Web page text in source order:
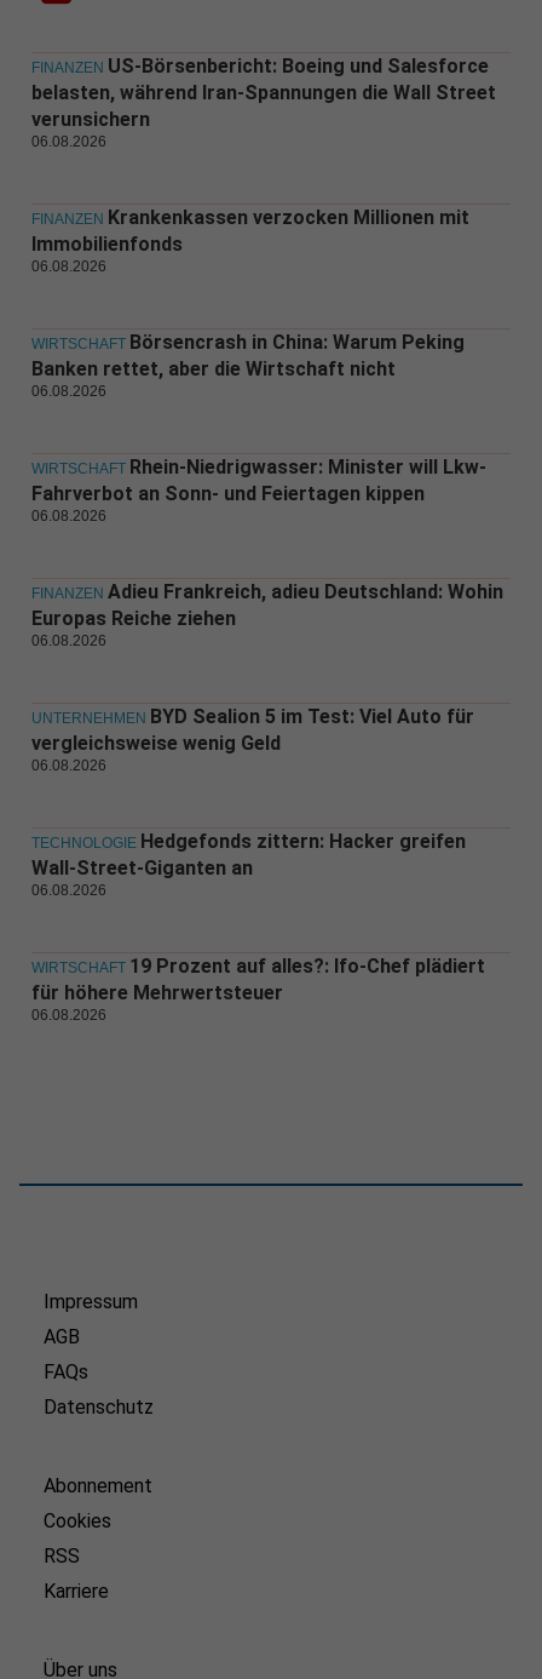
FINANZEN US-Börsenbericht: Boeing und Salesforce
belasten, während Iran-Spannungen die Wall Street
verunsichern
06.08.2026
FINANZEN Krankenkassen verzocken Millionen mit
Immobilienfonds
06.08.2026
WIRTSCHAFT Börsencrash in China: Warum Peking
Banken rettet, aber die Wirtschaft nicht
06.08.2026
WIRTSCHAFT Rhein-Niedrigwasser: Minister will Lkw-
Fahrverbot an Sonn- und Feiertagen kippen
06.08.2026
FINANZEN Adieu Frankreich, adieu Deutschland: Wohin
Europas Reiche ziehen
06.08.2026
UNTERNEHMEN BYD Sealion 5 im Test: Viel Auto für
vergleichsweise wenig Geld
06.08.2026
TECHNOLOGIE Hedgefonds zittern: Hacker greifen
Wall-Street-Giganten an
06.08.2026
WIRTSCHAFT 19 Prozent auf alles?: Ifo-Chef plädiert
für höhere Mehrwertsteuer
06.08.2026
Impressum
AGB
FAQs
Datenschutz
Abonnement
Cookies
RSS
Karriere
Über uns